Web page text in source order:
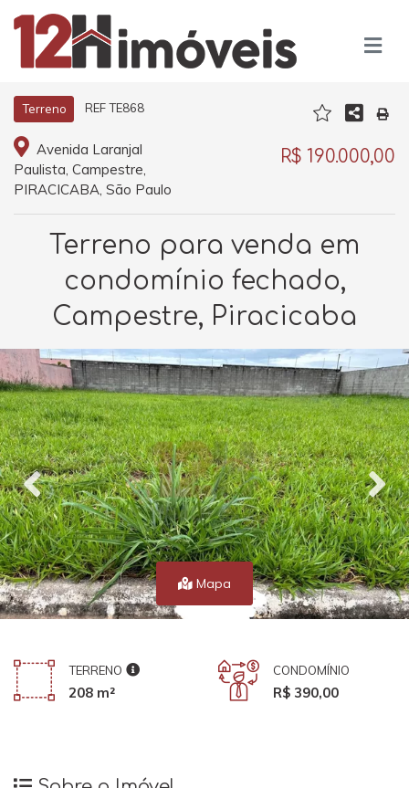
Terreno REF TE868
Avenida Laranjal
Paulista, Campestre,
PIRACICABA, São Paulo
R$ 190.000,00
Terreno para venda em
condomínio fechado,
Campestre, Piracicaba
Mapa
TERRENO
208 m²
CONDOMÍNIO
R$ 390,00